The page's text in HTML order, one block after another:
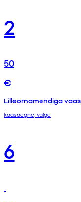
2
50
€
Lilleornamendiga vaas
kaasaegne, valge
6